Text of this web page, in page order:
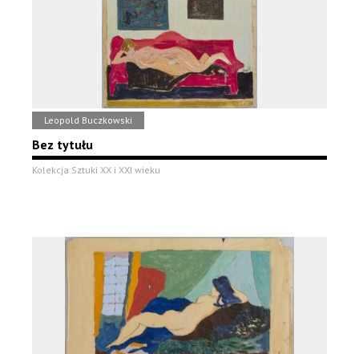
Leopold Buczkowski
Bez tytułu
Kolekcja Sztuki XX i XXI wieku